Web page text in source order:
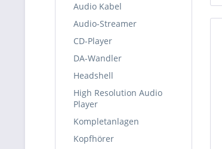
Audio Kabel
Audio-Streamer
CD-Player
DA-Wandler
Headshell
High Resolution Audio
Player
Kompletanlagen
Kopfhörer